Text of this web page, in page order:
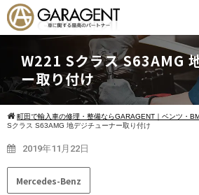
W221 Sクラス S63AMG
ー取り付け
町田で輸入車の修理・整備ならGARAGENT｜ベンツ・
Sクラス S63AMG 地デジチューナー取り付け
2019年11月22日
Mercedes-Benz